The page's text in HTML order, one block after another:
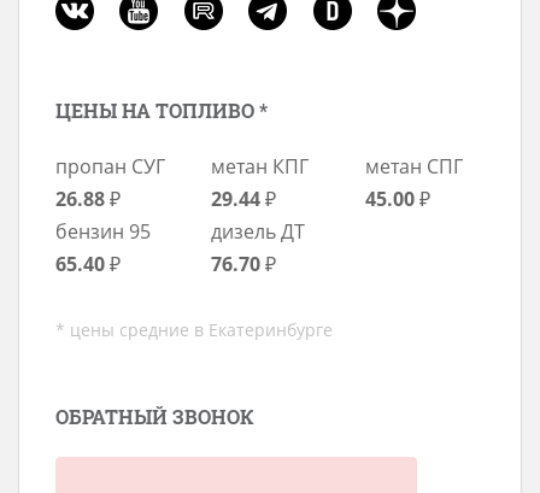
ЦЕНЫ НА ТОПЛИВО *
пропан СУГ
26.88₽
метан КПГ
29.44₽
метан СПГ
45.00₽
бензин 95
65.40₽
дизель ДТ
76.70₽
* цены средние в Екатеринбурге
ОБРАТНЫЙ ЗВОНОК